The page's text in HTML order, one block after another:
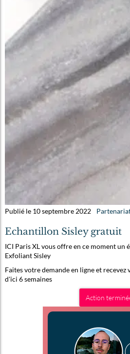
Publié le 10 septembre 2022
Echantillon Sisley gratuit
ICI Paris XL vous offre en ce moment un
Exfoliant Sisley
Faites votre demande en ligne et
d'ici 6 semaines
Action